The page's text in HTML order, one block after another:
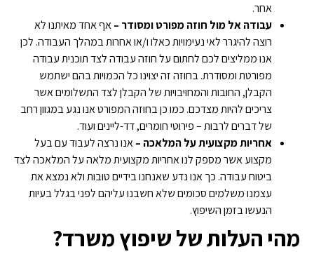
אחר.
עבודה אל מול חוזה מפורט ומסודר –אף אחד מאיתנו לא
רוצה להיגרר לאי נעימויות כאלו ו/או אחרות במהלך העבודה. לכן
אנו ממליצים לכם לחתום על חוזה עבודה לצד תוכנית עבודה
מפורטת ומסודרת. בחוזה זה יצוינו כל הכמויות בהם ישתמש
הקבלן, החובות והמחויבויות של הקבלן לצד התשלומים אשר
צריכים להיות מצדכם. כמו כן בחוזה המפורט אנו נגע במגוון רחב
של דברים לרבות – פירוטי חומרים, דד-ליינים ועוד.
אחריות מקצועית על המלאכה –אנו נרצה לעבוד עם בעל
מקצוע אשר מספק לנו אחריות מקצועית מלאה על המלאכה לצד
ביטוח עבודה. כך אנו נדע שאנחנו בידיים טובות ולא נמצא את
עצמנו משלמים סכומים שלא חשבנו עליהם לפני בגלל בעיות
הנעשו בזמן השיפוץ.
מהי העלות של שיפוץ משרד?